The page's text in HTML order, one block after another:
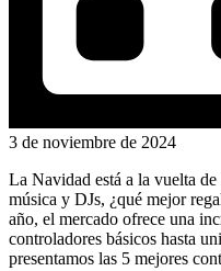
3 de noviembre de 2024
La Navidad está a la vuelta
música y DJs, ¿qué mejor
año, el mercado ofrece una
controladores básicos hasta
presentamos las 5 mejores